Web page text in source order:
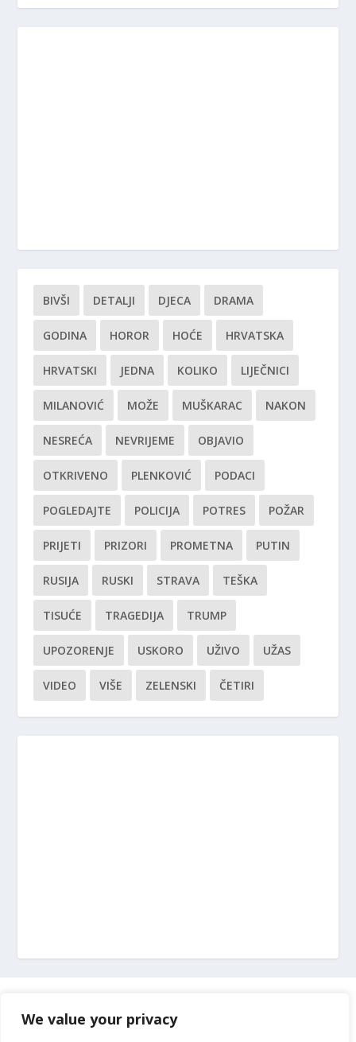
We value your privacy
BIVŠI DETALJI DJECA DRAMA
GODINA HOROR HOĆE HRVATSKA
HRVATSKI JEDNA KOLIKO LIJEČNICI
MILANOVIĆ MOŽE MUŠKARAC NAKON
NESREĆA NEVRIJEME OBJAVIO
OTKRIVENO PLENKOVIĆ PODACI
POGLEDAJTE POLICIJA POTRES POŽAR
PRIJETI PRIZORI PROMETNA PUTIN
RUSIJA RUSKI STRAVA TEŠKA
TISUĆE TRAGEDIJA TRUMP
UPOZORENJE USKORO UŽIVO UŽAS
VIDEO VIŠE ZELENSKI ČETIRI